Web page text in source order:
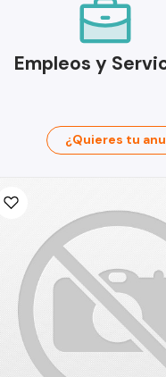
Empleos y
¿Quieres tu